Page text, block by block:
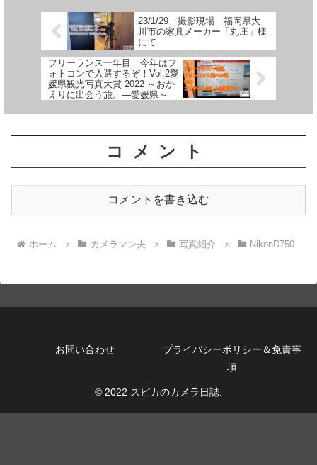
23/1/29 撮影現場 福岡県大
川市の家具メーカー「丸庄」様
にて
フリーランス一年目 今年はフ
ォトコンで入選するぞ！Vol.2愛
媛県観光写真大賞 2022 ～おか
えりに出会う旅。―愛媛県～
コメント
コメントを書き込む
ホーム カメラマン夫 写真紹介 NikonD750
お問い合わせ
プライバシーポリシー＆免責事
項
© 2022 スピカのカメラ日誌.